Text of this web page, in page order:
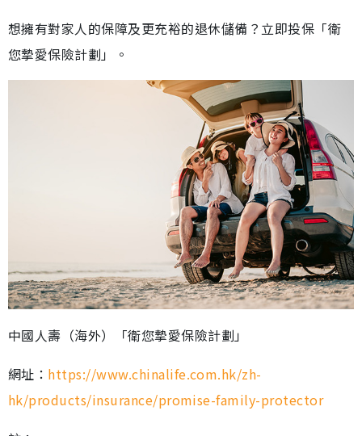
想擁有對家人的保障及更充裕的退休儲備？立即投保「衛
您摯愛保險計劃」。
中國人壽（海外）「衛您摯愛保險計劃」
網址： https://www.chinalife.com.hk/zh-
hk/products/insurance/promise-family-protector